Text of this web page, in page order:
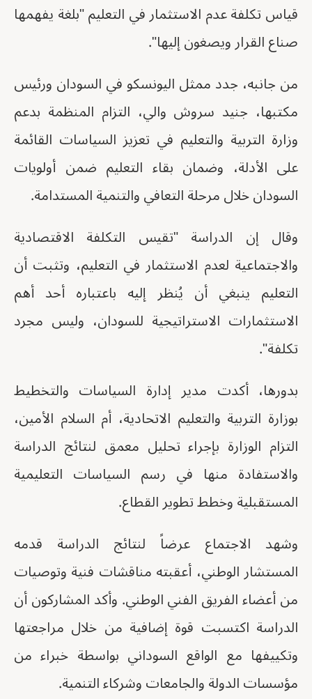
قياس تكلفة عدم الاستثمار في التعليم "بلغة يفهمها
صناع القرار ويصغون إليها".
من جانبه، جدد ممثل اليونسكو في السودان ورئيس
مكتبها، جنيد سروش والي، التزام المنظمة بدعم
وزارة التربية والتعليم في تعزيز السياسات القائمة
على الأدلة، وضمان بقاء التعليم ضمن أولويات
السودان خلال مرحلة التعافي والتنمية المستدامة.
وقال إن الدراسة "تقيس التكلفة الاقتصادية
والاجتماعية لعدم الاستثمار في التعليم، وتثبت أن
التعليم ينبغي أن يُنظر إليه باعتباره أحد أهم
الاستثمارات الاستراتيجية للسودان، وليس مجرد
تكلفة".
بدورها، أكدت مدير إدارة السياسات والتخطيط
بوزارة التربية والتعليم الاتحادية، أم السلام الأمين،
التزام الوزارة بإجراء تحليل معمق لنتائج الدراسة
والاستفادة منها في رسم السياسات التعليمية
المستقبلية وخطط تطوير القطاع.
وشهد الاجتماع عرضاً لنتائج الدراسة قدمه
المستشار الوطني، أعقبته مناقشات فنية وتوصيات
من أعضاء الفريق الفني الوطني. وأكد المشاركون أن
الدراسة اكتسبت قوة إضافية من خلال مراجعتها
وتكييفها مع الواقع السوداني بواسطة خبراء من
مؤسسات الدولة والجامعات وشركاء التنمية.